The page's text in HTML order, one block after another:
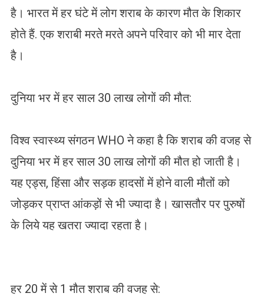
है। भारत में हर घंटे में लोग शराब के कारण मौत के शिकार
होते हैं. एक शराबी मरते मरते अपने परिवार को भी मार देता
है।
दुनिया भर में हर साल 30 लाख लोगों की मौत:
विश्व स्वास्थ्य संगठन WHO ने कहा है कि शराब की वजह से
दुनिया भर में हर साल 30 लाख लोगों की मौत हो जाती है।
यह एड्स, हिंसा और सड़क हादसों में होने वाली मौतों को
जोड़कर प्राप्त आंकड़ों से भी ज्यादा है। खासतौर पर पुरुषों
के लिये यह खतरा ज्यादा रहता है।
हर 20 में से 1 मौत शराब की वजह से: